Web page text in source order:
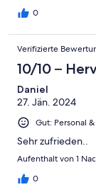
0
Verifizierte
10/10 –
Daniel
27. Jän. 2024
Gut: Personal
Sehr zufrieden..
Aufenthalt von 1
0